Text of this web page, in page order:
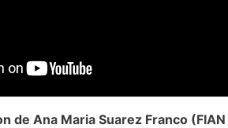
de Ana Maria Suarez Franco (FIAN